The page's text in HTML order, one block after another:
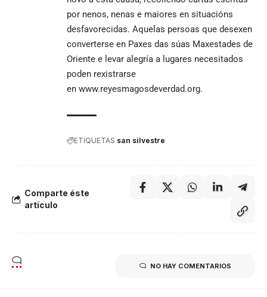
por nenos, nenas e maiores en situacións
desfavorecidas. Aquelas persoas que desexen
converterse en Paxes das súas Maxestades de
Oriente e levar alegría a lugares necesitados
poden rexistrarse
en www.reyesmagosdeverdad.org.
ETIQUETAS san silvestre
Comparte éste
artículo
NO HAY COMENTARIOS